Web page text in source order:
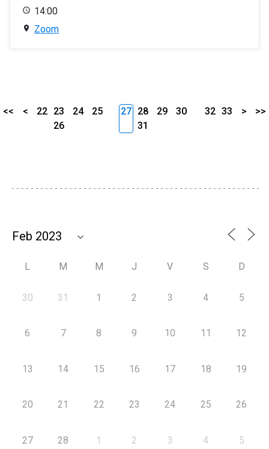
14:00
Zoom
<< < 22 23 24
25
26
27 28 29
30
31
32 33 > >>
L M M J V S D
30 31 1 2 3 4 5
6 7 8 9 10 11 12
13 14 15 16 17 18 19
20 21 22 23 24 25 26
27 28 1 2 3 4 5